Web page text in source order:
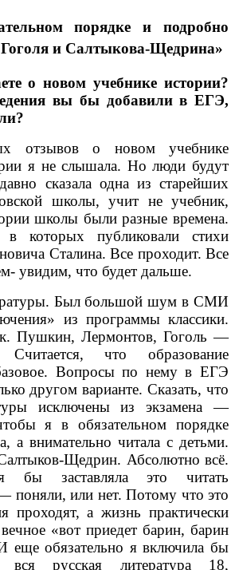
порядке и подробно
Гоголя и Салтыкова-Щедрина»
о новом учебнике истории?
вы бы добавили в ЕГЭ,
отзывов о новом учебнике
я не слышала. Но люди будут
сказала одна из старейших
школы, учит не учебник,
школы были разные времена.
которых публиковали стихи
Сталина. Все проходит. Все
увидим, что будет дальше.
Был большой шум в СМИ
из программы классики.
Пушкин, Лермонтов, Гоголь —
что образование
Вопросы по нему в ЕГЭ
другом варианте. Сказать, что
исключены из экзамена —
я в обязательном порядке
а внимательно читала с детьми.
Щедрин. Абсолютно всё.
заставляла это читать
поняли, или нет. Потому что это
проходят, а жизнь практически
«вот приедет барин, барин
еще обязательно я включила бы
русская литература 18,